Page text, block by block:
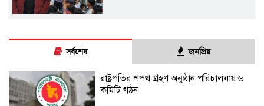
সর্বশেষ জনপ্রিয়
রাষ্ট্রপতির শপথ গ্রহণ অনুষ্ঠান পরিচালনায় ৬
কমিটি গঠন